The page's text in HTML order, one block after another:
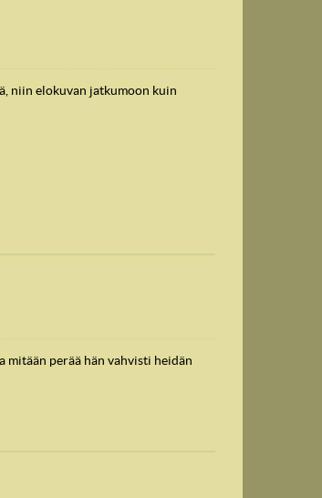
niin elokuvan jatkumoon kuin
mitään perää hän vahvisti heidän